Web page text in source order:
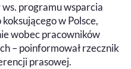
programu wsparcia
w Polsce,
wobec pracowników
– poinformował rzecznik
prasowej.